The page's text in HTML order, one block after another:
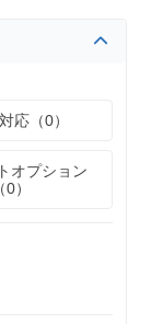
応（0）
オプション
（0）